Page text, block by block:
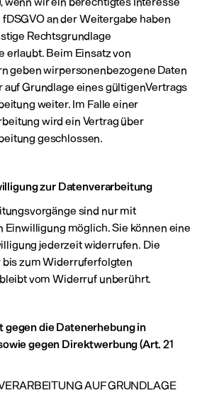
fDSGVO an der Weitergabe haben
Rechtsgrundlage
erlaubt. Beim Einsatz von
geben wirpersonenbezogene Daten
auf Grundlage eines gültigenVertrags
weiter. Im Falle einer
wird ein Vertrag über
geschlossen.
zur Datenverarbeitung
sind nur mit
Einwilligung möglich. Sie können eine
jederzeit widerrufen. Die
bis zum Widerruferfolgten
vom Widerruf unberührt.
die Datenerhebung in
gegen Direktwerbung (Art. 21
AUF GRUNDLAGE